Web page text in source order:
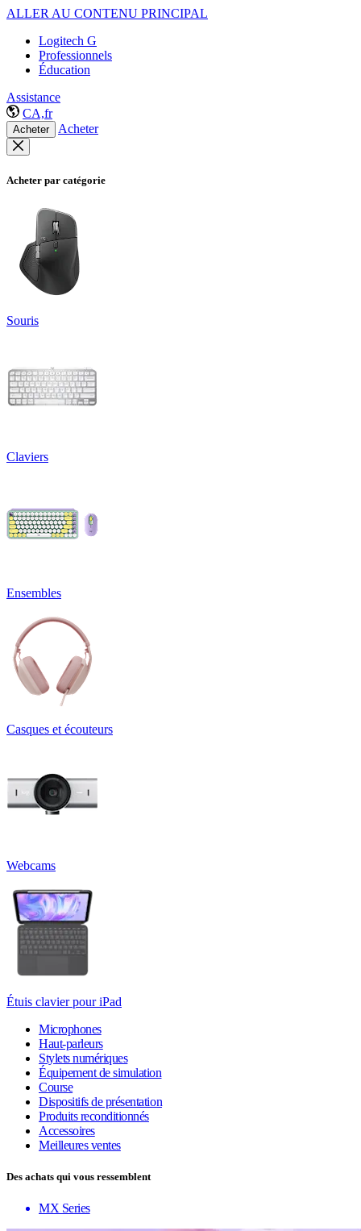
ALLER AU CONTENU PRINCIPAL
Logitech G
Professionnels
Éducation
Assistance
CA,fr
Acheter Acheter
Acheter par catégorie
Souris
Claviers
Ensembles
Casques et écouteurs
Webcams
Étuis clavier pour iPad
Microphones
Haut-parleurs
Stylets numériques
Équipement de simulation
Course
Dispositifs de présentation
Produits reconditionnés
Accessoires
Meilleures ventes
Des achats qui vous ressemblent
MX Series